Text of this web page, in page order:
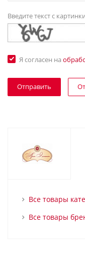
Введите текст с картинки
Я согласен на
Все товары
Все товары